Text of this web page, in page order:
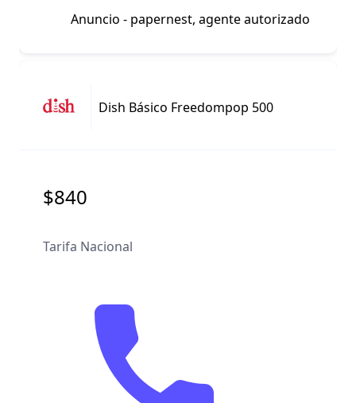
Anuncio - papernest, agente autorizado
Dish Básico Freedompop 500
$840
Tarifa Nacional